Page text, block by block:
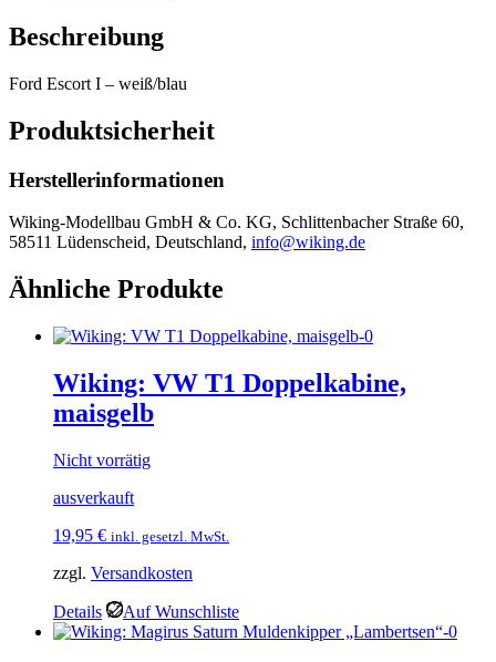
Beschreibung
Ford Escort I – weiß/blau
Produktsicherheit
Herstellerinformationen
Wiking-Modellbau GmbH & Co. KG, Schlittenbacher Straße 60,
58511 Lüdenscheid, Deutschland, info@wiking.de
Ähnliche Produkte
Wiking: VW T1 Doppelkabine,
maisgelb
Nicht vorrätig
ausverkauft
19,95 € inkl. gesetzl. MwSt.
zzgl. Versandkosten
Details Auf Wunschliste